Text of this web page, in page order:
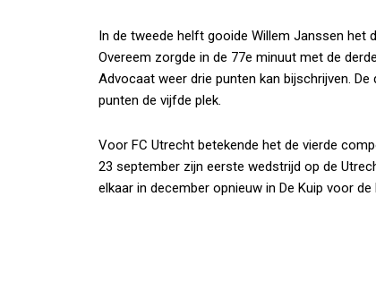
In de tweede helft gooide Willem Janssen het
Overeem zorgde in de 77e minuut met de
Advocaat weer drie punten kan bijschrijven.
punten de vijfde plek.
Voor FC Utrecht betekende het de vierde
23 september zijn eerste wedstrijd op de
elkaar in december opnieuw in De Kuip voor de